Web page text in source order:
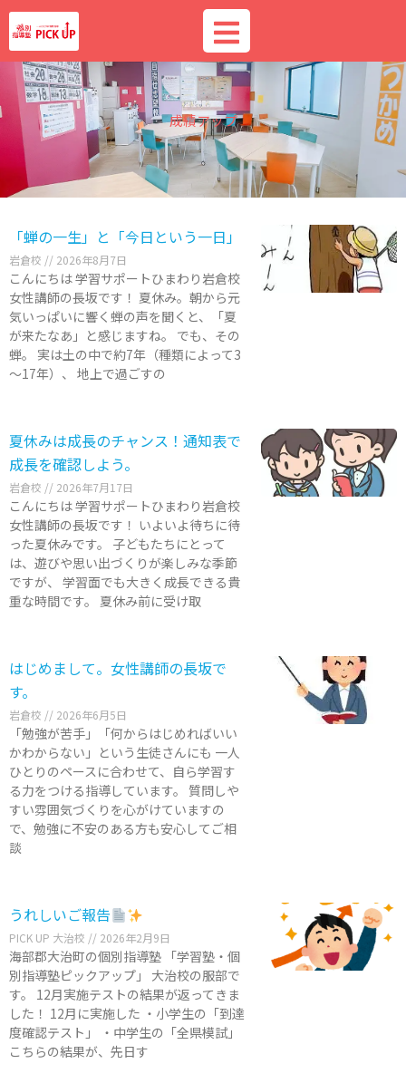
内
容
を
ッ
成績アップ
「蝉の一生」と「今日という一日」
岩倉校 2026年8月7日
こんにちは 学習サポートひまわり岩倉校
女性講師の長坂です！ 夏休み。朝から元
気いっぱいに響く蝉の声を聞くと、「夏
が来たなあ」と感じますね。 でも、その
蝉。 実は土の中で約7年（種類によって3
～17年）、 地上で過ごすの
夏休みは成長のチャンス！通知表で
成長を確認しよう。
岩倉校 2026年7月17日
こんにちは 学習サポートひまわり岩倉校
女性講師の長坂です！ いよいよ待ちに待
った夏休みです。 子どもたちにとって
は、遊びや思い出づくりが楽しみな季節
ですが、 学習面でも大きく成長できる貴
重な時間です。 夏休み前に受け取
はじめまして。女性講師の長坂で
す。
岩倉校 2026年6月5日
「勉強が苦手」「何からはじめればいい
かわからない」という生徒さんにも 一人
ひとりのペースに合わせて、自ら学習す
る力をつける指導しています。 質問しや
すい雰囲気づくりを心がけていますの
で、勉強に不安のある方も安心してご相
談
うれしいご報告
PICK UP 大治校 2026年2月9日
海部郡大治町の個別指導塾 「学習塾・個
別指導塾ピックアップ」 大治校の服部で
す。 12月実施テストの結果が返ってきま
した！ 12月に実施した ・小学生の「到達
度確認テスト」 ・中学生の「全県模試」
こちらの結果が、先日す